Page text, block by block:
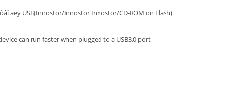
äëÿ USB(Innostor/Innostor Innostor/CD-ROM on Flash)
can run faster when plugged to a USB3.0 port